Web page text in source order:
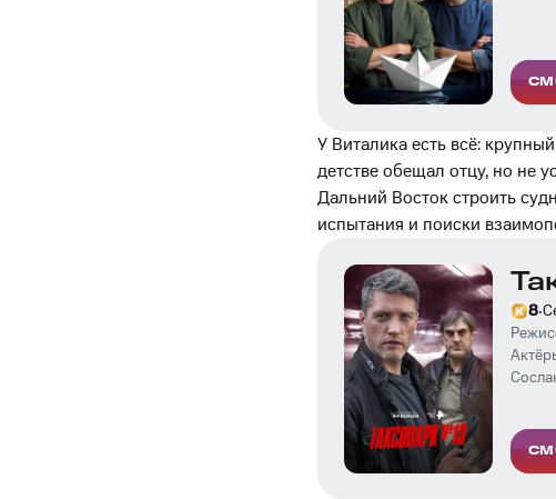
У Виталика есть всё:
детстве обещал отцу, но не
Дальний Восток строить
испытания и поиски
8·